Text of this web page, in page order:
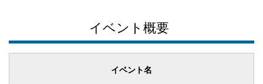
イベント概要
イベント名